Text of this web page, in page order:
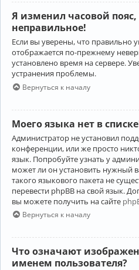
Я изменил часовой
неправильное!
Если вы уверены, что правильно
отображается по-прежнему
установлено время на сервере.
устранения проблемы.
Вернуться к началу
Моего языка нет в
Администратор не установил
конференции, или же просто
язык. Попробуйте узнать у
может ли он установить нужный
такого языкового пакета не
перевести phpBB на свой язык.
вы можете получить на сайте
Вернуться к началу
Что означают
именем пользователя?